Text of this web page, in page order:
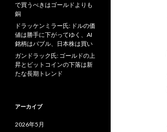
で買うべきはゴールドよりも
銅
ドラッケンミラー氏: ドルの価
値は勝手に下がってゆく、AI
銘柄はバブル、日本株は買い
ガンドラック氏: ゴールドの上
昇とビットコインの下落は新
たな長期トレンド
アーカイブ
2026年5月